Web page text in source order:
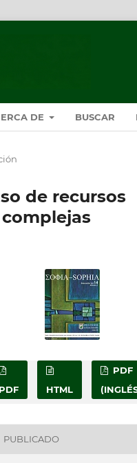
DE BUSCAR
de recursos
PDF HTML
PDF
PUBLICADO